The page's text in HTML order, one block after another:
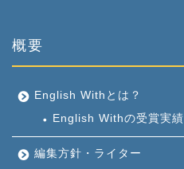
概要
English Withとは？
English Withの受賞実績
編集方針・ライター